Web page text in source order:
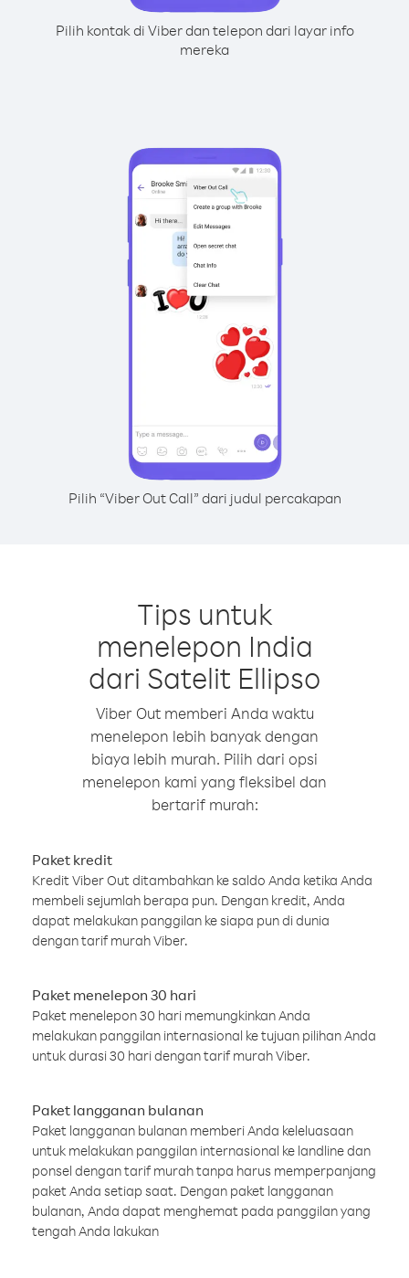
Pilih kontak di Viber dan telepon dari layar info
mereka
Pilih “Viber Out Call” dari judul percakapan
Tips untuk
menelepon India
dari Satelit Ellipso
Viber Out memberi Anda waktu
menelepon lebih banyak dengan
biaya lebih murah. Pilih dari opsi
menelepon kami yang fleksibel dan
bertarif murah:
Paket kredit
Kredit Viber Out ditambahkan ke saldo Anda ketika Anda
membeli sejumlah berapa pun. Dengan kredit, Anda
dapat melakukan panggilan ke siapa pun di dunia
dengan tarif murah Viber.
Paket menelepon 30 hari
Paket menelepon 30 hari memungkinkan Anda
melakukan panggilan internasional ke tujuan pilihan Anda
untuk durasi 30 hari dengan tarif murah Viber.
Paket langganan bulanan
Paket langganan bulanan memberi Anda keleluasaan
untuk melakukan panggilan internasional ke landline dan
ponsel dengan tarif murah tanpa harus memperpanjang
paket Anda setiap saat. Dengan paket langganan
bulanan, Anda dapat menghemat pada panggilan yang
tengah Anda lakukan